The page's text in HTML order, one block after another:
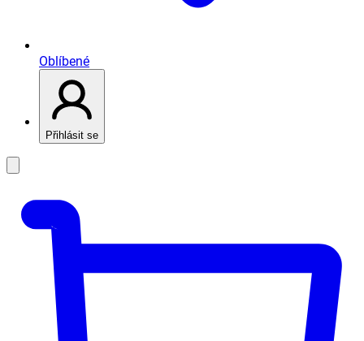
Oblíbené
Přihlásit se